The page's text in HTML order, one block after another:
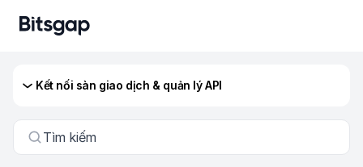
Kết nối sàn giao dịch & quản lý API
Tìm kiếm